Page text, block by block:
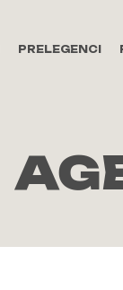
PRELEGENCI